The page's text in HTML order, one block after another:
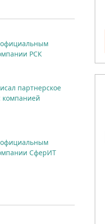
официальным
РСК
партнерское
компанией
официальным
СферИТ